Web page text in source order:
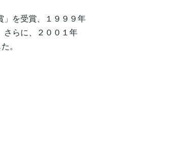
」を受賞、１９９９年
さらに、２００１年
。